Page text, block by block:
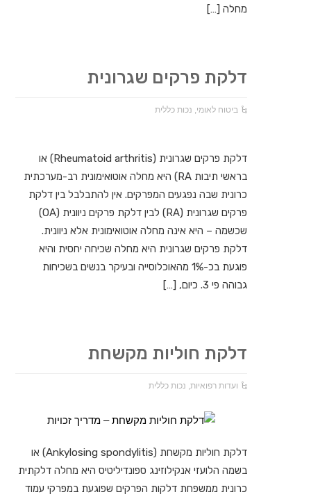
מחלה […]
דלקת פרקים שגרונית
ביטוח לאומי, נכות כללית
דלקת פרקים שגרונית (Rheumatoid arthritis) או
בראשי תיבות RA) היא מחלה אוטואימונית רב-מערכתית
כרונית שבה נפגעים המפרקים. אין להתבלבל בין דלקת
פרקים שגרונית (RA) לבין דלקת פרקים ניוונית (OA)
שכשמה – היא אינה מחלה אוטואימונית אלא ניוונית.
דלקת פרקים שגרונית היא מחלה שכיחה יחסית והיא
פוגעת בכ-1% מהאוכלוסייה ובעיקר בנשים בשכיחות
גבוהה פי 3. כיום, […]
דלקת חוליות מקשחת
ועדות רפואיות, נכות כללית
דלקת חוליות מקשחת (Ankylosing spondylitis) או
בשמה הלועזי אנקילוזינג ספונדיליטיס היא מחלה דלקתית
כרונית ממשפחת דלקות הפרקים שפוגעת במפרקי עמוד